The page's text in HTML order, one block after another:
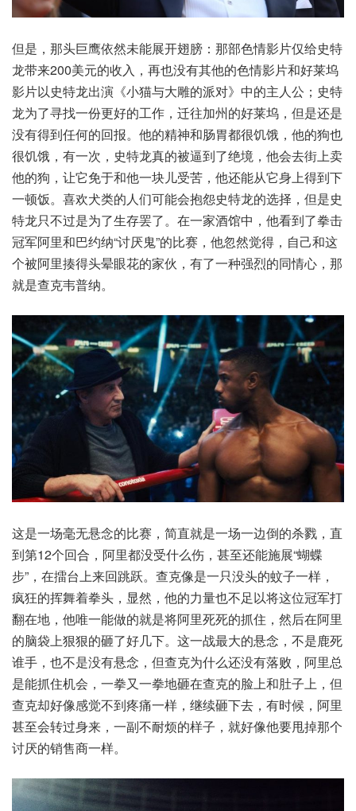
但是，那头巨鹰依然未能展开翅膀：那部色情影片仅给史特
龙带来200美元的收入，再也没有其他的色情影片和好莱坞
影片以史特龙出演《小猫与大雕的派对》中的主人公；史特
龙为了寻找一份更好的工作，迁往加州的好莱坞，但是还是
没有得到任何的回报。他的精神和肠胃都很饥饿，他的狗也
很饥饿，有一次，史特龙真的被逼到了绝境，他会去街上卖
他的狗，让它免于和他一块儿受苦，他还能从它身上得到下
一顿饭。喜欢犬类的人们可能会抱怨史特龙的选择，但是史
特龙只不过是为了生存罢了。在一家酒馆中，他看到了拳击
冠军阿里和巴约纳“讨厌鬼”的比赛，他忽然觉得，自己和这
个被阿里揍得头晕眼花的家伙，有了一种强烈的同情心，那
就是查克韦普纳。
这是一场毫无悬念的比赛，简直就是一场一边倒的杀戮，直
到第12个回合，阿里都没受什么伤，甚至还能施展“蝴蝶
步”，在擂台上来回跳跃。查克像是一只没头的蚊子一样，
疯狂的挥舞着拳头，显然，他的力量也不足以将这位冠军打
翻在地，他唯一能做的就是将阿里死死的抓住，然后在阿里
的脑袋上狠狠的砸了好几下。这一战最大的悬念，不是鹿死
谁手，也不是没有悬念，但查克为什么还没有落败，阿里总
是能抓住机会，一拳又一拳地砸在查克的脸上和肚子上，但
查克却好像感觉不到疼痛一样，继续砸下去，有时候，阿里
甚至会转过身来，一副不耐烦的样子，就好像他要甩掉那个
讨厌的销售商一样。